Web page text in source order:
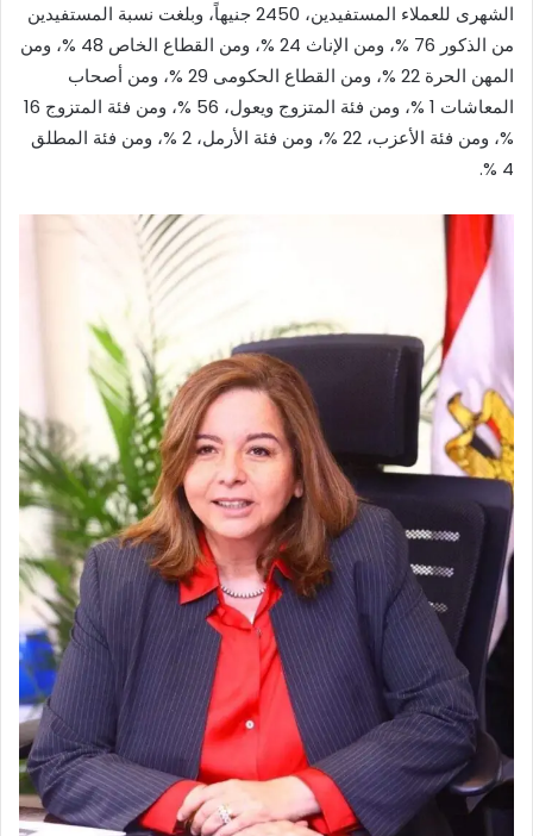
الشهرى للعملاء المستفيدين، 2450 جنيهاً، وبلغت نسبة المستفيدين
من الذكور 76 %، ومن الإناث 24 %، ومن القطاع الخاص 48 %، ومن
المهن الحرة 22 %، ومن القطاع الحكومى 29 %، ومن أصحاب
المعاشات 1 %، ومن فئة المتزوج ويعول، 56 %، ومن فئة المتزوج 16
%، ومن فئة الأعزب، 22 %، ومن فئة الأرمل، 2 %، ومن فئة المطلق
4 %.